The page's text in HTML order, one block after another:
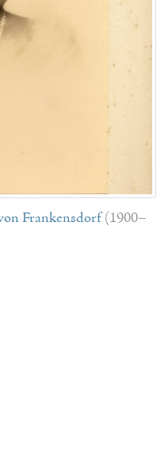
Frankensdorf (1900–